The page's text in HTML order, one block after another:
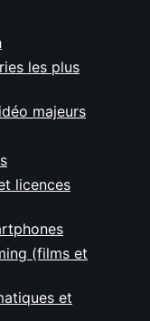
les plus
majeurs
licences
(films et
et